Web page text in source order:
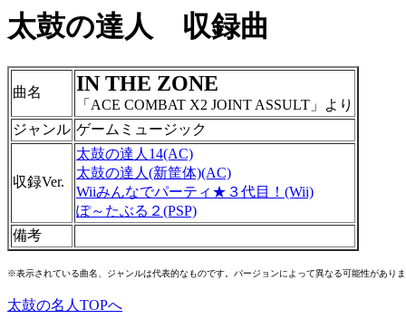
太鼓の達人 収録曲
曲名 IN THE ZONE
「ACE COMBAT X2 JOINT ASSULT」より
ジャンル ゲームミュージック
収録Ver.
太鼓の達人14(AC)
太鼓の達人(新筐体)(AC)
Wiiみんなでパーティ★３代目！(Wii)
ぽ～たぶる２(PSP)
備考
※表示されている曲名、ジャンルは代表的なものです。バージョンによって異なる可能性があり
太鼓の名人TOPへ